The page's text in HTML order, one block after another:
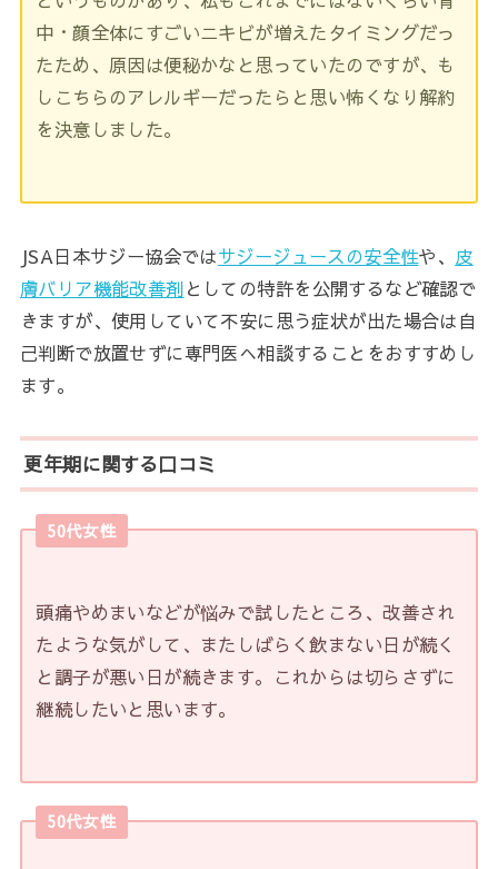
中・顔全体にすごいニキビが増えたタイミングだっ
たため、原因は便秘かなと思っていたのですが、も
しこちらのアレルギーだったらと思い怖くなり解約
を決意しました。
JSA日本サジー協会ではサジージュースの安全性や、 皮
膚バリア機能改善剤としての特許を公開するなど確認で
きますが、使用していて不安に思う症状が出た場合は自
己判断で放置せずに専門医へ相談することをおすすめし
ます。
更年期に関する口コミ
50代女性
頭痛やめまいなどが悩みで試したところ、改善され
たような気がして、またしばらく飲まない日が続く
と調子が悪い日が続きます。これからは切らさずに
継続したいと思います。
50代女性